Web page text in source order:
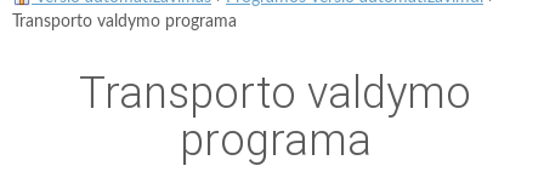
Transporto valdymo programa
Transporto valdymo
programa